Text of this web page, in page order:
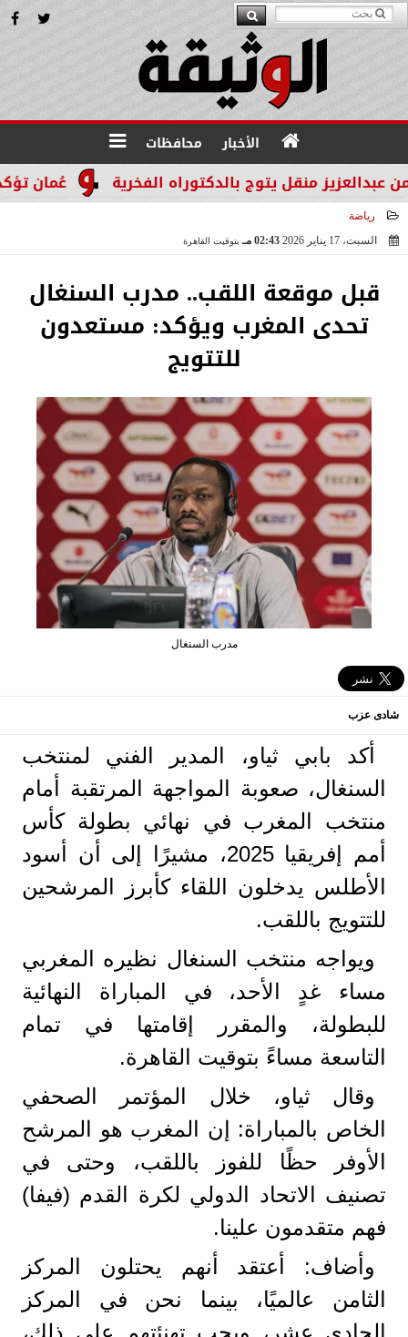
الأخبار محافظات
عُمان تؤكد منقل يتوج بالدكتوراه الفخرية
رياضة
السبت، 17 يناير 2026
02:43 مـ بتوقيت القاهرة
قبل موقعة اللقب.. مدرب السنغال
تحدى المغرب ويؤكد: مستعدون
للتتويج
مدرب السنغال
شادى عزب
أكد بابي ثياو، المدير الفني لمنتخب
السنغال، صعوبة المواجهة المرتقبة أمام
منتخب المغرب في نهائي بطولة كأس
أمم إفريقيا 2025، مشيرًا إلى أن أسود
الأطلس يدخلون اللقاء كأبرز المرشحين
للتتويج باللقب.
ويواجه منتخب السنغال نظيره المغربي
مساء غدٍ الأحد، في المباراة النهائية
للبطولة، والمقرر إقامتها في تمام
التاسعة مساءً بتوقيت القاهرة.
وقال ثياو، خلال المؤتمر الصحفي
الخاص بالمباراة: إن المغرب هو المرشح
الأوفر حظًا للفوز باللقب، وحتى في
تصنيف الاتحاد الدولي لكرة القدم (فيفا)
فهم متقدمون علينا.
وأضاف: أعتقد أنهم يحتلون المركز
الثامن عالميًا، بينما نحن في المركز